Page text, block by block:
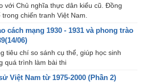
với Chủ nghĩa thực dân kiểu cũ. Đồng
chiến tranh Việt Nam.
cách mạng 1930 - 1931 và phong trào
06)
tiêu chí so sánh cụ thể, giúp học sinh
quá trình làm bài thi
Việt Nam từ 1975-2000 (Phần 2)